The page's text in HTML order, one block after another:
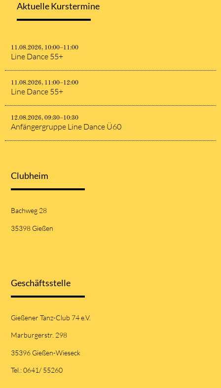
Aktuelle Kurstermine
11.08.2026, 10:00–11:00
Line Dance 55+
11.08.2026, 11:00–12:00
Line Dance 55+
12.08.2026, 09:30–10:30
Anfängergruppe Line Dance Ü60
Clubheim
Bachweg 28
35398 Gießen
Geschäftsstelle
Gießener Tanz-Club 74 e.V.
Marburgerstr. 298
35396 Gießen-Wieseck
Tel.: 0641/ 55260